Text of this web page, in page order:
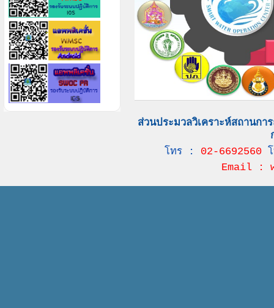
ส่วนประมวลวิเคราะห์สถานก
โทร : 02-6692560
Email :